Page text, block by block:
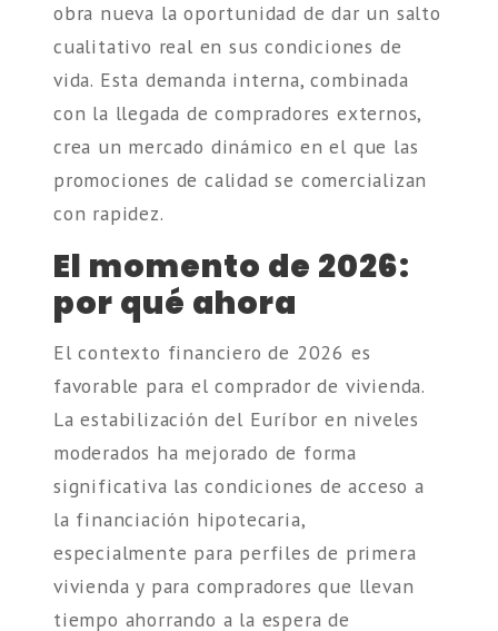
obra nueva la oportunidad de dar un salto
cualitativo real en sus condiciones de
vida. Esta demanda interna, combinada
con la llegada de compradores externos,
crea un mercado dinámico en el que las
promociones de calidad se comercializan
con rapidez.
El momento de 2026:
por qué ahora
El contexto financiero de 2026 es
favorable para el comprador de vivienda.
La estabilización del Euríbor en niveles
moderados ha mejorado de forma
significativa las condiciones de acceso a
la financiación hipotecaria,
especialmente para perfiles de primera
vivienda y para compradores que llevan
tiempo ahorrando a la espera de